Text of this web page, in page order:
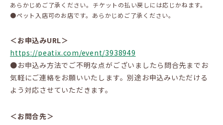
あらかじめご了承ください。チケットの払い戻しには応じかねます。
●ペット入店可のお店です。あらかじめご了承ください。
＜お申込みURL＞
https://peatix.com/event/3938949
●お申込み方法でご不明な点がございましたら問合先までお
気軽にご連絡をお願いいたします。別途お申込みいただける
よう対応させていただきます。
＜お問合先＞